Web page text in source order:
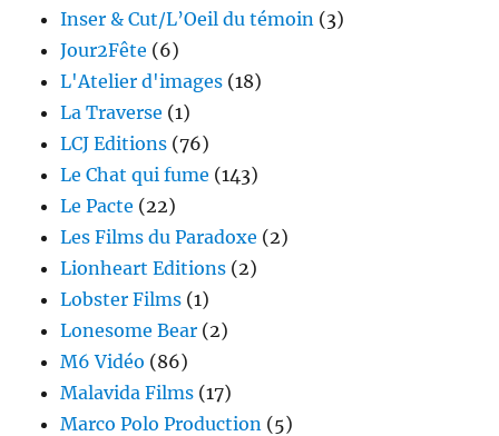
Inser & Cut/L’Oeil du témoin (3)
Jour2Fête (6)
L'Atelier d'images (18)
La Traverse (1)
LCJ Editions (76)
Le Chat qui fume (143)
Le Pacte (22)
Les Films du Paradoxe (2)
Lionheart Editions (2)
Lobster Films (1)
Lonesome Bear (2)
M6 Vidéo (86)
Malavida Films (17)
Marco Polo Production (5)